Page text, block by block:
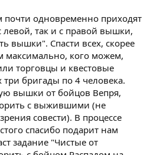
одновременно приходят
так и с правой вышки,
вышки". Спасти всех, скорее
максимально, кого можем,
торговцы и квестовые
бригады по 4 человека.
вышки от бойцов Вепря,
с выжившими (не
совести). В процессе
спасибо подарит нам
задание "Чистые от